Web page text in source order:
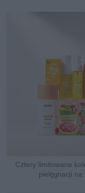
Cztery limitowane
pielęgnacji